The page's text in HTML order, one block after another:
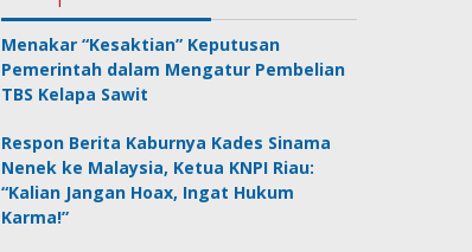
Menakar “Kesaktian” Keputusan
Pemerintah dalam Mengatur Pembelian
TBS Kelapa Sawit
Respon Berita Kaburnya Kades Sinama
Nenek ke Malaysia, Ketua KNPI Riau:
“Kalian Jangan Hoax, Ingat Hukum
Karma!”